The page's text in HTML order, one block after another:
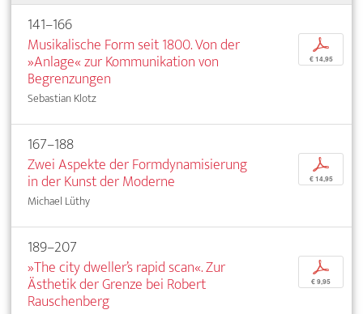
141–166
Musikalische Form seit 1800. Von der
»Anlage« zur Kommunikation von
Begrenzungen
Sebastian Klotz
p
€ 14,95
167–188
Zwei Aspekte der Formdynamisierung
in der Kunst der Moderne
Michael Lüthy
p
€ 14,95
189–207
»The city dweller’s rapid scan«. Zur
Ästhetik der Grenze bei Robert
Rauschenberg
p
€ 9,95